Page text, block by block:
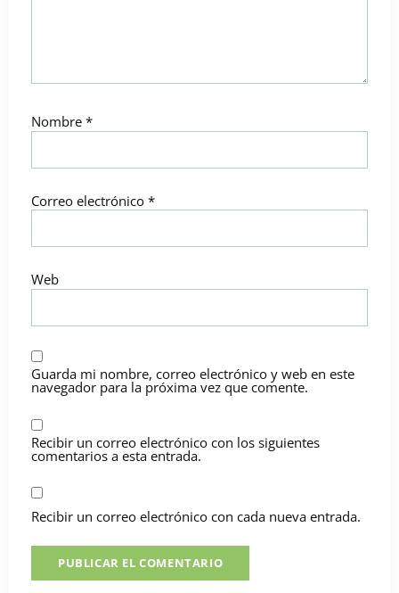
Nombre *
Correo electrónico *
Web
Guarda mi nombre, correo electrónico y web en este
navegador para la próxima vez que comente.
Recibir un correo electrónico con los siguientes
comentarios a esta entrada.
Recibir un correo electrónico con cada nueva entrada.